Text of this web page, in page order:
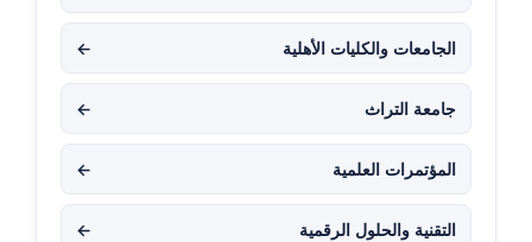
الجامعات والكليات الأهلية ←
جامعة التراث ←
المؤتمرات العلمية ←
التقنية والحلول الرقمية ←